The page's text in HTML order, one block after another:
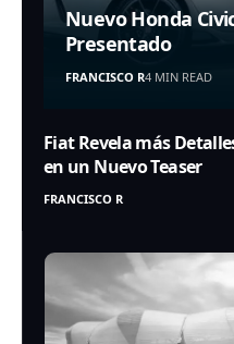
Nuevo Honda
Presentado
FRANCISCO R4 MIN READ
Fiat Revela más
en un Nuevo Teaser
FRANCISCO R